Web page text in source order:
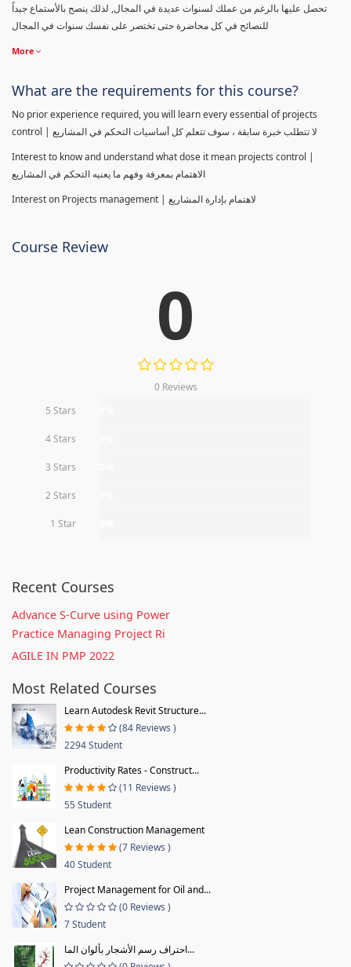
تحصل عليها بالرغم من عملك لسنوات عديدة في المجال, لذلك ينصح بالأستماع جيداً
للنصائح في كل محاضرة حتى تختصر على نفسك سنوات في المجال
More
What are the requirements for this course?
No prior experience required, you will learn every essential of projects
control | لا تتطلب خبرة سابقة ، سوف تتعلم كل أساسيات التحكم في المشاريع
Interest to know and understand what dose it mean projects control |
الاهتمام بمعرفة وفهم ما يعنيه التحكم في المشاريع
Interest on Projects management | لاهتمام بإدارة المشاريع
Course Review
0
0 Reviews
5 Stars
4 Stars
3 Stars
2 Stars
1 Star
Recent Courses
Advance S-Curve using Power
Practice Managing Project Ri
AGILE IN PMP 2022
Most Related Courses
Learn Autodesk Revit Structure...
(84 Reviews )
2294 Student
Productivity Rates - Construct...
(11 Reviews )
55 Student
Lean Construction Management
(7 Reviews )
40 Student
Project Management for Oil and...
(0 Reviews )
7 Student
احتراف رسم الأشجار بألوان الما...